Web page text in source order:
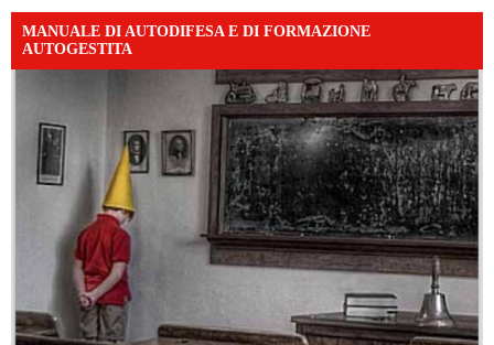
MANUALE DI AUTODIFESA E DI FORMAZIONE
AUTOGESTITA